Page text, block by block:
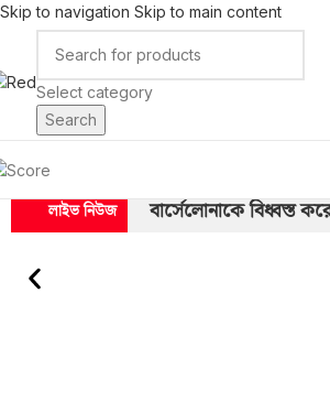
Skip to navigation Skip to main content
Select category
Search
লাইভ নিউজ বার্সেলোনাকে বিধ্বস্ত